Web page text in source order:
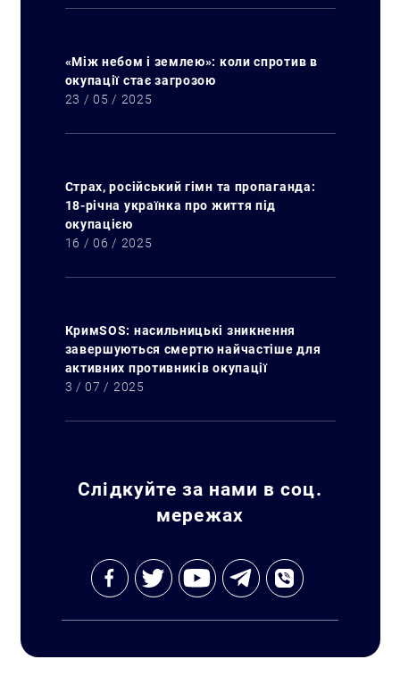
«Між небом і землею»: коли спротив в
окупації стає загрозою
23 / 05 / 2025
Страх, російський гімн та пропаганда:
18-річна українка про життя під
окупацією
16 / 06 / 2025
КримSOS: насильницькі зникнення
завершуються смертю найчастіше для
активних противників окупації
3 / 07 / 2025
Слідкуйте за нами в соц.
мережах